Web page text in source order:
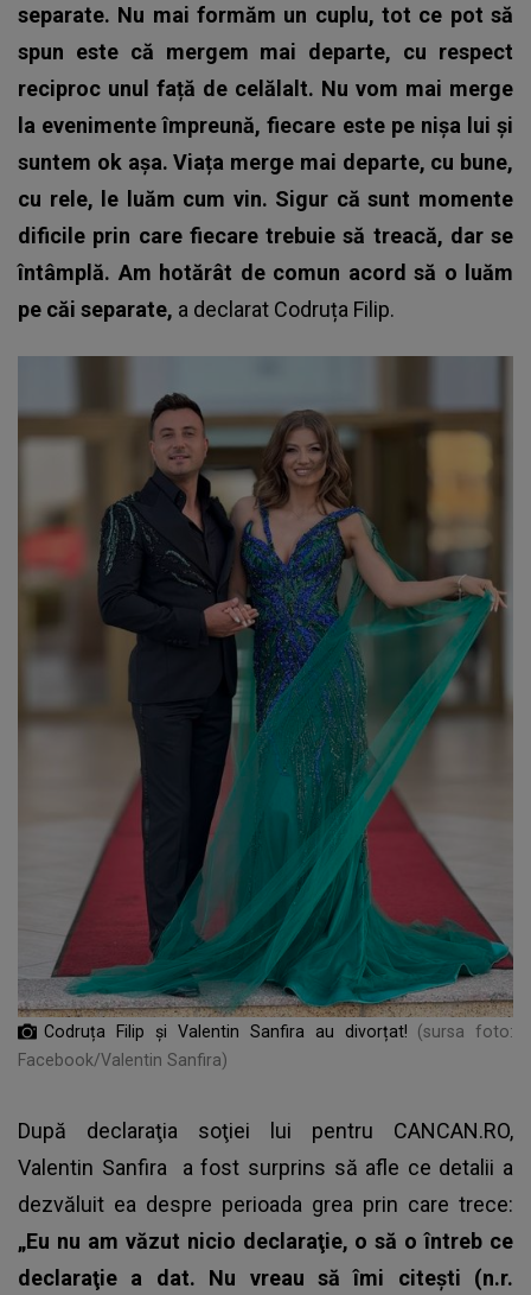
separate. Nu mai formăm un cuplu, tot ce pot să
spun este că mergem mai departe, cu respect
reciproc unul față de celălalt. Nu vom mai merge
la evenimente împreună, fiecare este pe nișa lui și
suntem ok așa. Viața merge mai departe, cu bune,
cu rele, le luăm cum vin. Sigur că sunt momente
dificile prin care fiecare trebuie să treacă, dar se
întâmplă. Am hotărât de comun acord să o luăm
pe căi separate, a declarat Codruța Filip.
Codruța Filip și Valentin Sanfira au divorțat!
(sursa foto:
Facebook/Valentin Sanfira)
După declaraţia soţiei lui pentru CANCAN.RO,
Valentin Sanfira
a fost surprins să afle ce detalii a
dezvăluit ea despre perioada grea prin care trece:
„Eu nu am văzut nicio declaraţie, o să o întreb ce
declaraţie a dat. Nu vreau să îmi citeşti (n.r.